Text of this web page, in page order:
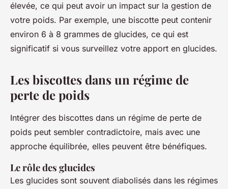
élevée, ce qui peut avoir un impact sur la gestion de
votre poids. Par exemple, une biscotte peut contenir
environ 6 à 8 grammes de glucides, ce qui est
significatif si vous surveillez votre apport en glucides.
Les biscottes dans un régime de
perte de poids
Intégrer des biscottes dans un régime de perte de
poids peut sembler contradictoire, mais avec une
approche équilibrée, elles peuvent être bénéfiques.
Le rôle des glucides
Les glucides sont souvent diabolisés dans les régimes